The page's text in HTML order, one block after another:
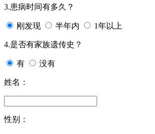
3.患病时间有多久？
刚发现 半年内 1年以上
4.是否有家族遗传史？
有 没有
姓名：
性别：